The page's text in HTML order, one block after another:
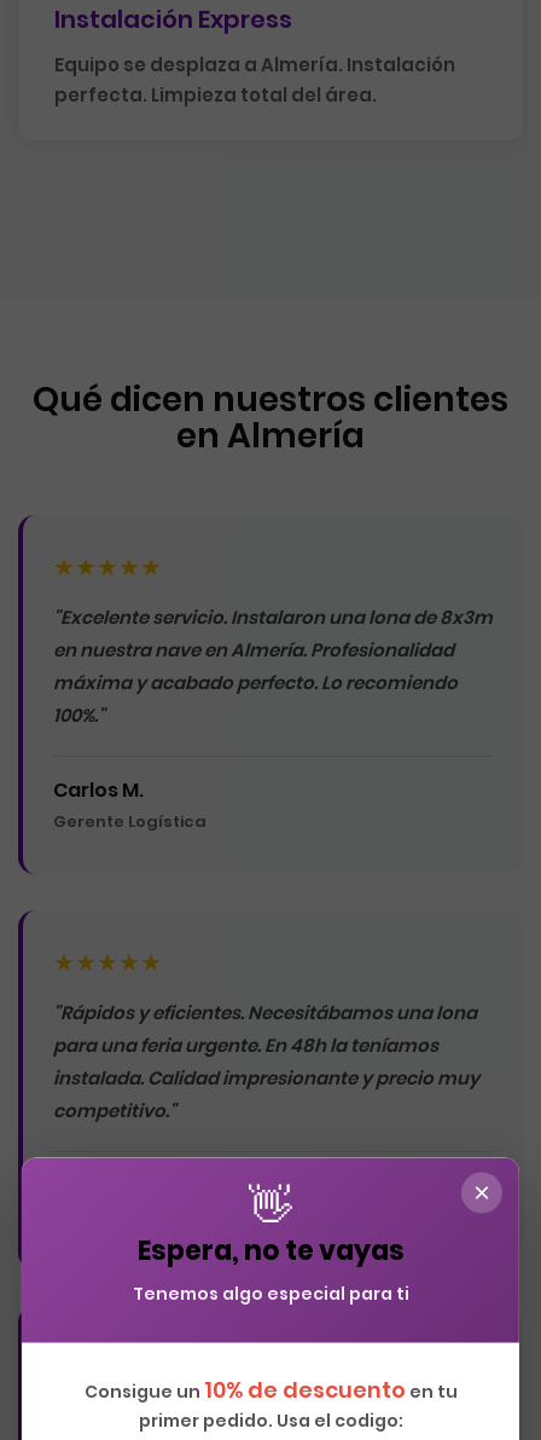
Instalación Express
Equipo se desplaza a Almería. Instalación
perfecta. Limpieza total del área.
Qué dicen nuestros clientes
en Almería
★★★★★
"Excelente servicio. Instalaron una lona de 8x3m
en nuestra nave en Almería. Profesionalidad
máxima y acabado perfecto. Lo recomiendo
100%."
Carlos M.
Gerente Logística
★★★★★
"Rápidos y eficientes. Necesitábamos una lona
para una feria urgente. En 48h la teníamos
instalada. Calidad impresionante y precio muy
competitivo."
"Llevamos 3 años trabajando con ellos. Siempre
👋
Espera, no te vayas
Tenemos algo especial para ti
Consigue un 10% de descuento en tu
primer pedido. Usa el codigo:
×